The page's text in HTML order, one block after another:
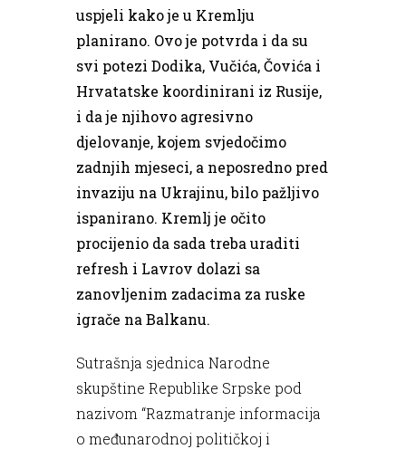
uspjeli kako je u Kremlju
planirano. Ovo je potvrda i da su
svi potezi Dodika, Vučića, Čovića i
Hrvatatske koordinirani iz Rusije,
i da je njihovo agresivno
djelovanje, kojem svjedočimo
zadnjih mjeseci, a neposredno pred
invaziju na Ukrajinu, bilo pažljivo
ispanirano. Kremlj je očito
procijenio da sada treba uraditi
refresh i Lavrov dolazi sa
zanovljenim zadacima za ruske
igrače na Balkanu.
Sutrašnja sjednica Narodne
skupštine Republike Srpske pod
nazivom “Razmatranje informacija
o međunarodnoj političkoj i